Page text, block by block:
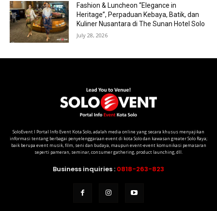
Fashion & Luncheon “Elegance in
Heritage”, Perpaduan Kebaya, Batik, dan
Kuliner Nusantara di The Sunan Hotel Solo
July 28, 2026
SoloEvent I Portal Info Event Kota Solo, adalah media online yang secara khusus menyajikan
informasi tentang berbagai penyelenggaraan event di kota Solo dan kawasan greater Solo Raya;
baik berupa event musik, film, seni dan budaya, maupun event-event komunikasi pemasaran
seperti pameran, seminar, consumer gathering, product launching, dll.
Business inquiries : 0818-263-823